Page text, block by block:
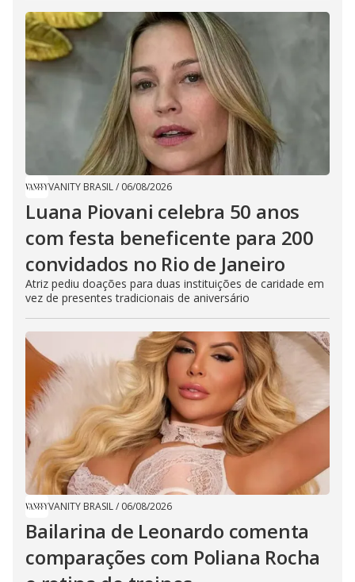
VANITY BRASIL/ 06/08/2026
Luana Piovani celebra 50 anos
com festa beneficente para 200
convidados no Rio de Janeiro
Atriz pediu doações para duas instituições de caridade em
vez de presentes tradicionais de aniversário
VANITY BRASIL/ 06/08/2026
Bailarina de Leonardo comenta
comparações com Poliana Rocha